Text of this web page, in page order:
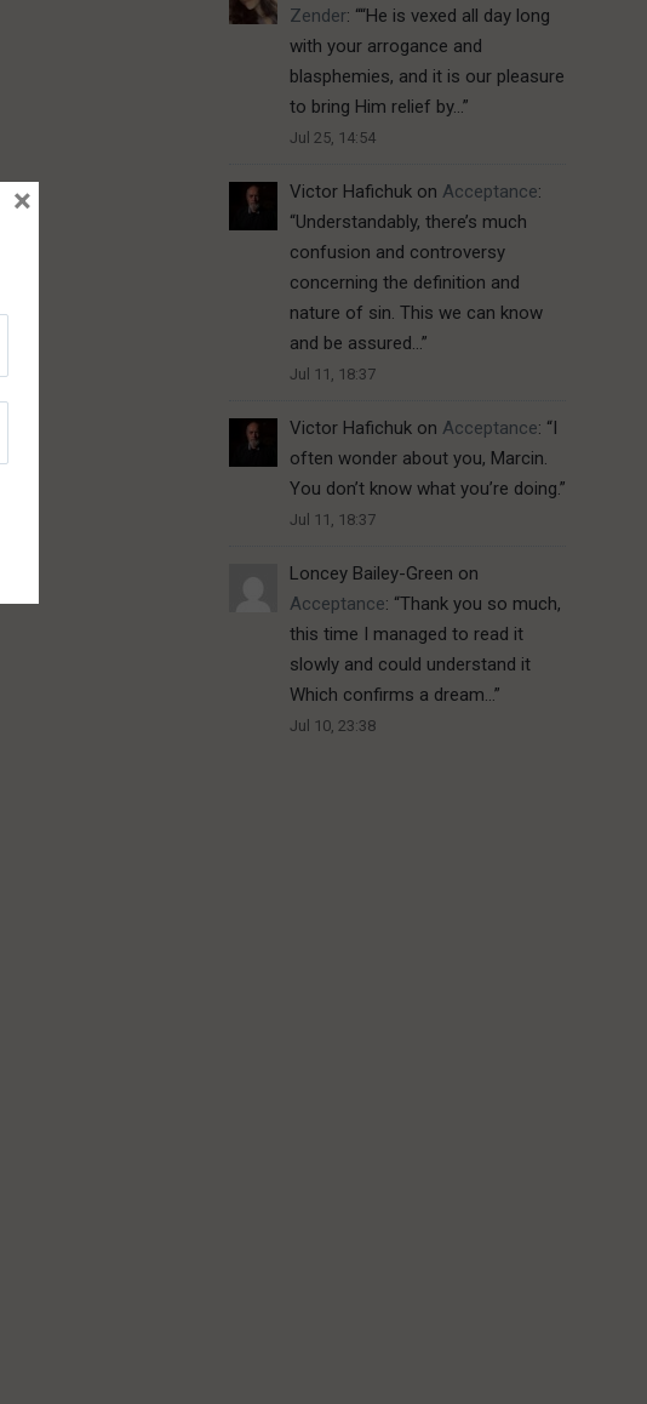
Zender: ““He is vexed all day long
with your arrogance and
blasphemies, and it is our pleasure
to bring Him relief by…”
Jul 25, 14:54
Victor Hafichukon Acceptance:
“Understandably, there’s much
confusion and controversy
concerning the definition and
nature of sin. This we can know
and be assured…”
Jul 11, 18:37
Victor Hafichukon Acceptance: “I
often wonder about you, Marcin.
You don’t know what you’re doing.”
Jul 11, 18:37
Loncey Bailey-Green on
Acceptance: “Thank you so much,
this time I managed to read it
slowly and could understand it
Which confirms a dream…”
Jul 10, 23:38
×